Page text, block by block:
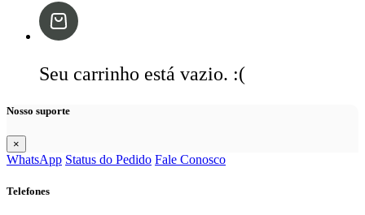
Seu carrinho está vazio. :(
Nosso suporte
×
WhatsApp Status do Pedido Fale Conosco
Telefones